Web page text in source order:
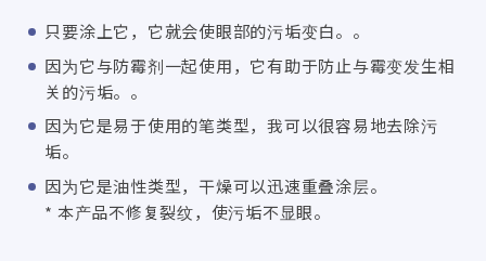
只要涂上它，它就会使眼部的污垢变白。。
因为它与防霉剂一起使用，它有助于防止与霉变发生相
关的污垢。。
因为它是易于使用的笔类型，我可以很容易地去除污
垢。
因为它是油性类型，干燥可以迅速重叠涂层。
* 本产品不修复裂纹，使污垢不显眼。